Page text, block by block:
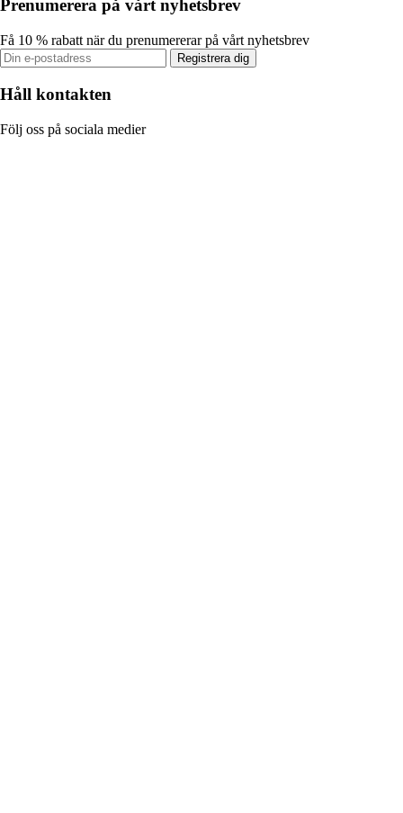
Prenumerera på vårt nyhetsbrev
Få 10 % rabatt när du prenumererar på vårt nyhetsbrev
Registrera dig
Håll kontakten
Följ oss på sociala medier